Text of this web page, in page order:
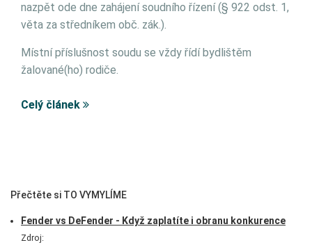
nazpět ode dne zahájení soudního řízení (§ 922 odst. 1,
věta za středníkem obč. zák.).
Místní příslušnost soudu se vždy řídí bydlištěm
žalované(ho) rodiče.
Celý článek
Přečtěte si TO VYMYLÍME
Fender vs DeFender - Když zaplatíte i obranu konkurence
Zdroj: